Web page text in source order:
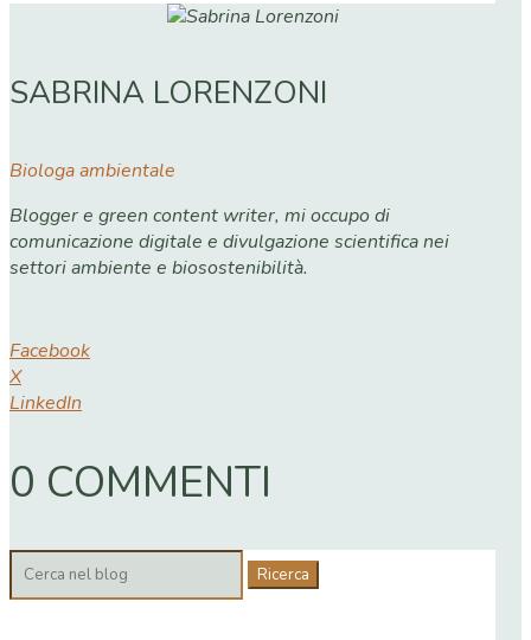
SABRINA LORENZONI
Biologa ambientale
Blogger e green content writer, mi occupo di
comunicazione digitale e divulgazione scientifica nei
settori ambiente e biosostenibilità.
Facebook
X
LinkedIn
0 COMMENTI
Cerca: